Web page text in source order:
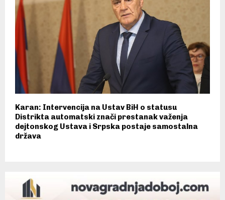
Karan: Intervencija na Ustav BiH o statusu
Distrikta automatski znači prestanak važenja
dejtonskog Ustava i Srpska postaje samostalna
država